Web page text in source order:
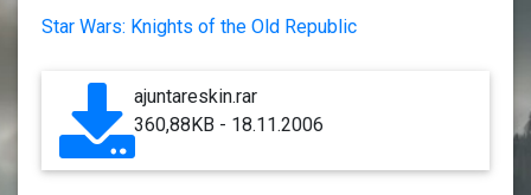
Star Wars: Knights of the Old Republic
ajuntareskin.rar
360,88KB - 18.11.2006